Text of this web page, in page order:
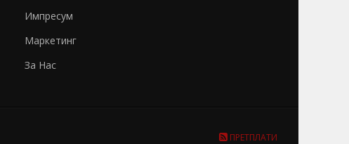
Импресум
Маркетинг
За Нас
ПРЕТПЛАТИ